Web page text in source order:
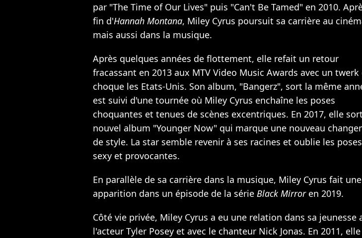
par "The Time of Our Lives" puis "Can't Be Tamed" en 2010.
fin d'Hannah Montana, Miley Cyrus poursuit sa carrière au
mais aussi dans la musique.
Après quelques années de flottement, elle refait un retour
fracassant en 2013 aux MTV Video Music Awards avec un twerk
choque les Etats-Unis. Son album, "Bangerz", sort la même
est suivi d'une tournée où Miley Cyrus enchaîne les poses
choquantes et tenues de scènes excentriques. En 2017, elle
nouvel album "Younger Now" qui marque une nouveau
de style. La star semble revenir à ses racines et oublie les poses
sexy et provocantes.
En parallèle de sa carrière dans la musique, Miley Cyrus fait une
apparition dans un épisode de la série Black Mirroren 2019.
Côté vie privée, Miley Cyrus a eu une relation dans sa jeunesse
l'acteur Tyler Posey et avec le chanteur Nick Jonas. En 2011, elle